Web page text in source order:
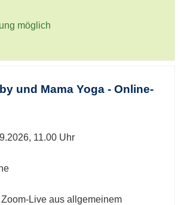
möglich
und Mama Yoga - Online-
11.00 Uhr
Live aus allgemeinem